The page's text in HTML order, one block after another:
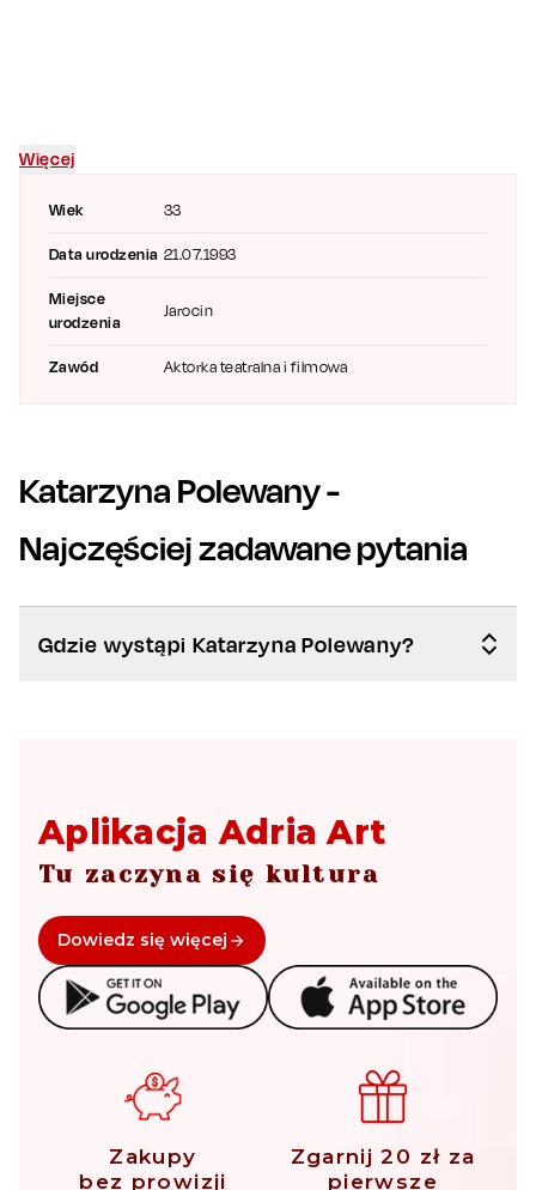
Wiek 33
Data urodzenia 21.07.1993
Miejsce
urodzenia
Jarocin
Zawód Aktorka teatralna i filmowa
Więcej
Katarzyna Polewany-
Najczęściej zadawane pytania
Gdzie wystąpi Katarzyna Polewany?
Aplikacja Adria Art
Tu zaczyna się kultura
Dowiedz się więcej
Zakupy
bez prowizji
Zgarnij 20 zł za
pierwsze